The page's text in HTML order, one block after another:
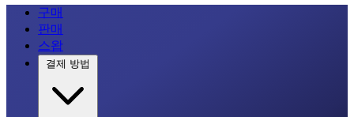
구매
판매
스왑
결제 방법